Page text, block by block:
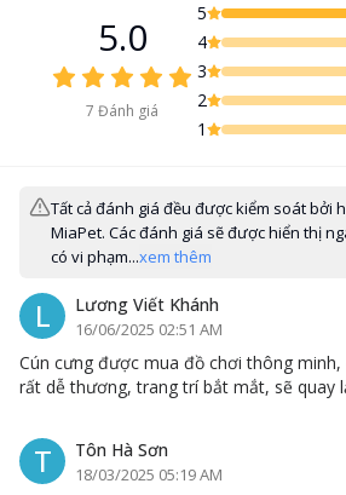
5.0
7 Đánh giá
5
4
3
2
1
Tất cả đánh giá đều được kiểm soát bởi
MiaPet. Các đánh giá sẽ được hiển thị
có vi phạm...xem thêm
L Lương Viết Khánh
16/06/2025 02:51 AM
Cún cưng được mua đồ chơi thông
rất dễ thương, trang trí bắt mắt, sẽ quay
T Tôn Hà Sơn
18/03/2025 05:19 AM